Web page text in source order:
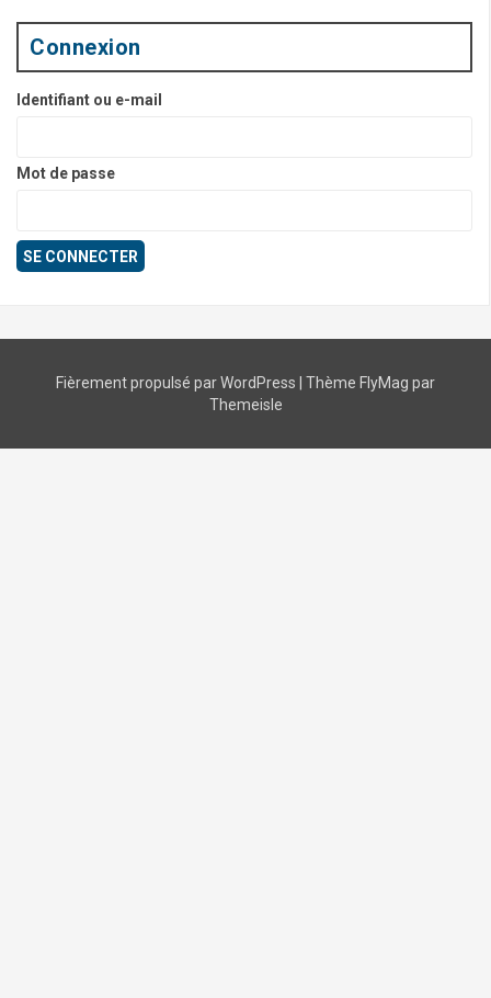
Connexion
Identifiant ou e-mail
Mot de passe
Fièrement propulsé par WordPress Thème FlyMag par
Themeisle